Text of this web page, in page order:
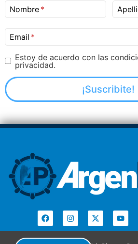
Nombre
Email
Estoy de acuerdo con las
privacidad.